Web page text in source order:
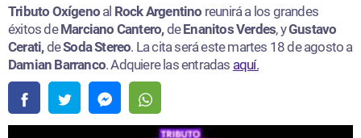
Tributo Oxígeno al Rock Argentino reunirá a los grandes
éxitos deMarciano Cantero,deEnanitos Verdes, yGustavo
Cerati,deSoda Stereo. La cita será este martes 18 de agosto a
Damian Barranco. Adquiere las entradas aquí.